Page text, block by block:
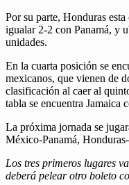
Por su parte, Honduras
igualar 2-2 con Panamá, y
unidades.
En la cuarta posición se
mexicanos, que vienen de
clasificación al caer al
tabla se encuentra Jamaica
La próxima jornada se
México-Panamá,
Los tres primeros lugares
deberá pelear otro boleto